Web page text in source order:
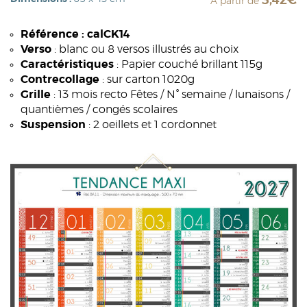
Référence : calCK14
Verso : blanc ou 8 versos illustrés au choix
Caractéristiques : Papier couché brillant 115g
Contrecollage : sur carton 1020g
Grille : 13 mois recto Fêtes / N° semaine / lunaisons /
quantièmes / congés scolaires
Suspension : 2 oeillets et 1 cordonnet